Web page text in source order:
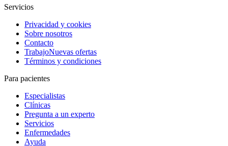
Servicios
Privacidad y cookies
Sobre nosotros
Contacto
TrabajoNuevas ofertas
Términos y condiciones
Para pacientes
Especialistas
Clínicas
Pregunta a un experto
Servicios
Enfermedades
Ayuda